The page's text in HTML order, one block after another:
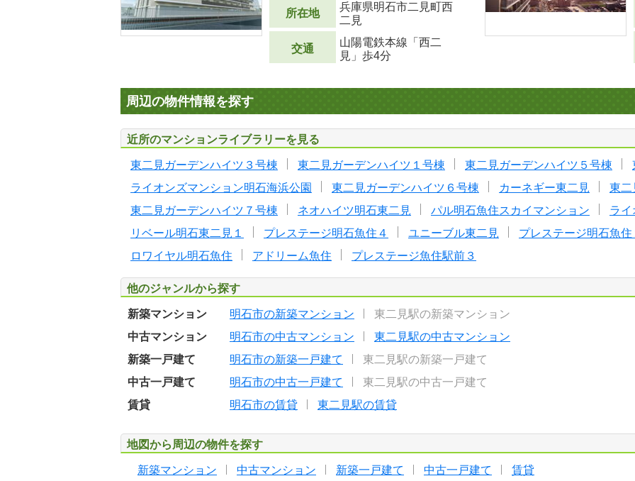
所在地
兵庫県明石市二見町西
二見
交通
山陽電鉄本線「西二
見」歩4分
周辺の物件情報を探す
近所のマンションライブラリーを見る
東二見ガーデンハイツ３号棟 東二見ガーデンハイツ１号棟 東二見ガーデンハイツ５号棟
ライオンズマンション明石海浜公園
東二見ガーデンハイツ６号棟 カーネギー東二見
東二
東二見ガーデンハイツ７号棟
ネオハイツ明石東二見 パル明石魚住スカイマンション
ライ
リベール明石東二見１
プレステージ明石魚住４ ユニーブル東二見 プレステージ明石魚住
ロワイヤル明石魚住
アドリーム魚住 プレステージ魚住駅前３
他のジャンルから探す
新築マンション 明石市の新築マンション
東二見駅の新築マンション
中古マンション
明石市の中古マンション
東二見駅の中古マンション
新築一戸建て
明石市の新築一戸建て
東二見駅の新築一戸建て
中古一戸建て
明石市の中古一戸建て
東二見駅の中古一戸建て
賃貸
明石市の賃貸 東二見駅の賃貸
地図から周辺の物件を探す
新築マンション 中古マンション 新築一戸建て 中古一戸建て 賃貸